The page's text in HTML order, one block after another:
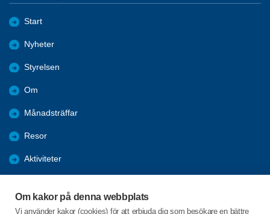
Om kakor på denna webbplats
Vi använder kakor (cookies) för att erbjuda dig som besökare en bättre
Start
Nyheter
Styrelsen
Om
Månadsträffar
Resor
Aktiviteter
Almanacka 2026